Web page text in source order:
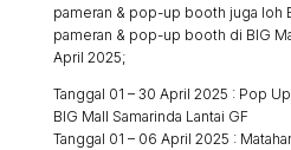
pameran & pop-up booth juga loh
pameran & pop-up booth di BIG
April 2025;
Tanggal 01 – 30 April 2025 : Pop
BIG Mall Samarinda Lantai GF
Tanggal 01 – 06 April 2025 :